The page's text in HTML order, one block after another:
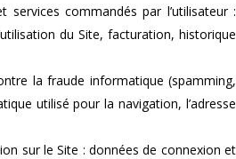
services commandés par l’utilisateur :
du Site, facturation, historique
la fraude informatique (spamming,
utilisé pour la navigation, l’adresse
sur le Site : données de connexion et